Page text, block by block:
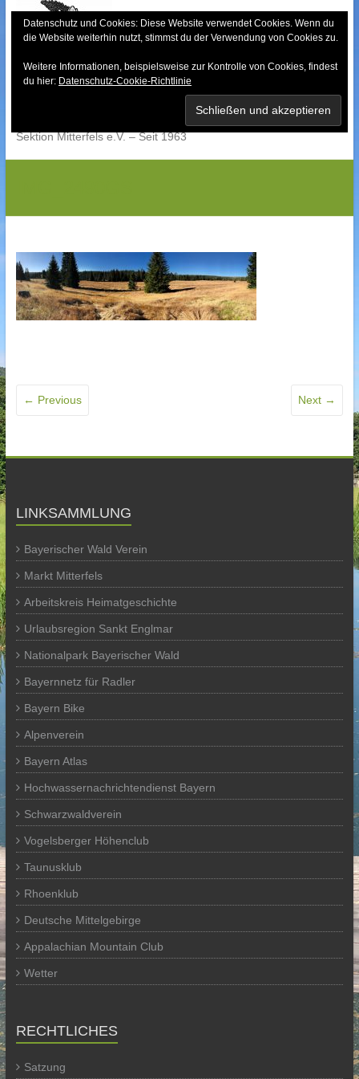
content
Bayerischer Wald-
Sektion Mitterfels e.V. – Seit 1963
← Previous Next →
LINKSAMMLUNG
Bayerischer Wald Verein
Markt Mitterfels
Arbeitskreis Heimatgeschichte
Urlaubsregion Sankt Englmar
Nationalpark Bayerischer Wald
Bayernnetz für Radler
Bayern Bike
Alpenverein
Bayern Atlas
Hochwassernachrichtendienst Bayern
Schwarzwaldverein
Vogelsberger Höhenclub
Taunusklub
Rhoenklub
Deutsche Mittelgebirge
Appalachian Mountain Club
Wetter
RECHTLICHES
Satzung
Datenschutz und Cookies: Diese Website verwendet Cookies. Wenn du
die Website weiterhin nutzt, stimmst du der Verwendung von Cookies zu.
Weitere Informationen, beispielsweise zur Kontrolle von Cookies, findest
du hier: Datenschutz-Cookie-Richtlinie